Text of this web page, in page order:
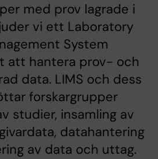
med prov lagrade i
vi ett Laboratory
System
att hantera prov- och
data. LIMS och dess
forskargrupper
studier, insamling av
datahantering
av data och uttag.